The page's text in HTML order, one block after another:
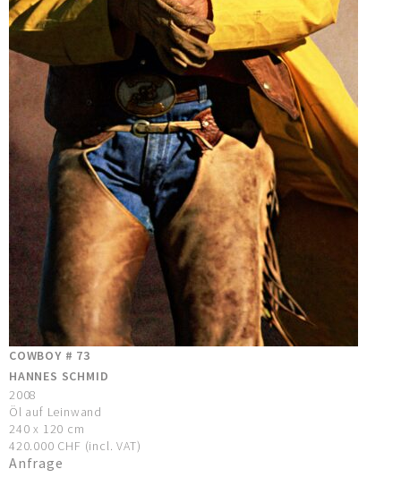
COWBOY # 73
HANNES SCHMID
2008
Öl auf Leinwand
240 x 120 cm
420.000 CHF (incl. VAT)
Anfrage